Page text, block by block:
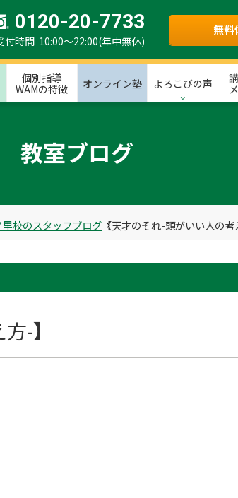
0120-20-7733
付時間 10:00～22:00(年中無休)
無料
個別指導
WAMの特徴
オンライン塾 よろこびの声
教室ブログ
里校のスタッフブログ 【天才のそれ-頭がいい人の考
-】